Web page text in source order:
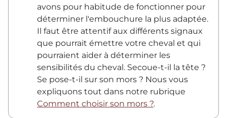
avons pour habitude de fonctionner pour
déterminer l'embouchure la plus adaptée.
Il faut être attentif aux différents signaux
que pourrait émettre votre cheval et qui
pourraient aider à déterminer les
sensibilités du cheval. Secoue-t-il la tête ?
Se pose-t-il sur son mors ? Nous vous
expliquons tout dans notre rubrique
Comment choisir son mors ?.